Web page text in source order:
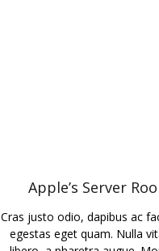
Apple’s Server
Cras justo odio, dapibus ac
egestas eget quam. Nulla